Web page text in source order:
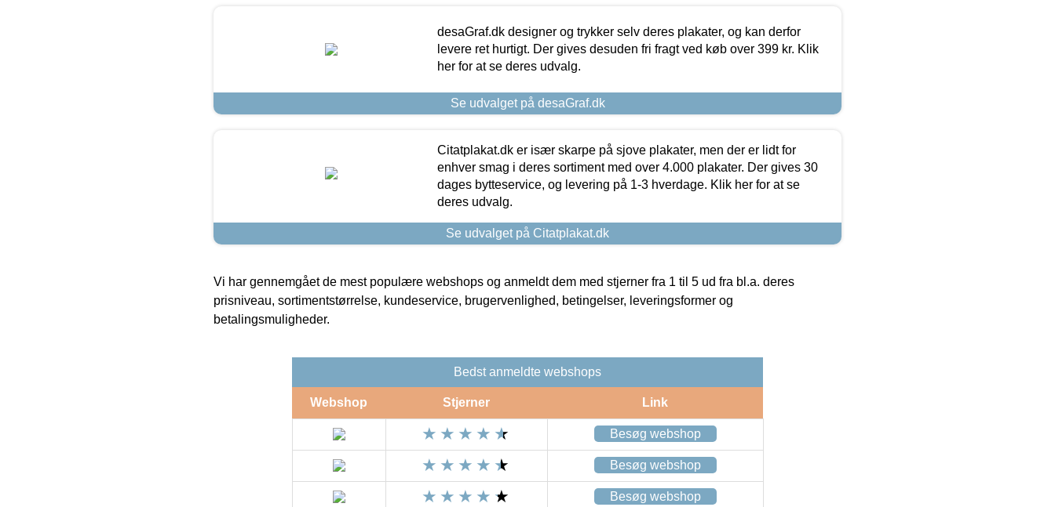
desaGraf.dk designer og trykker selv deres plakater, og kan derfor
levere ret hurtigt. Der gives desuden fri fragt ved køb over 399 kr. Klik
her for at se deres udvalg.
Se udvalget på desaGraf.dk
Citatplakat.dk er især skarpe på sjove plakater, men der er lidt for
enhver smag i deres sortiment med over 4.000 plakater. Der gives 30
dages bytteservice, og levering på 1-3 hverdage. Klik her for at se
deres udvalg.
Se udvalget på Citatplakat.dk
Vi har gennemgået de mest populære webshops og anmeldt dem med stjerner fra 1 til 5 ud fra bl.a. deres
prisniveau, sortimentstørrelse, kundeservice, brugervenlighed, betingelser, leveringsformer og
betalingsmuligheder.
Bedst anmeldte webshops
Webshop Stjerner Link
Besøg webshop
Besøg webshop
Besøg webshop